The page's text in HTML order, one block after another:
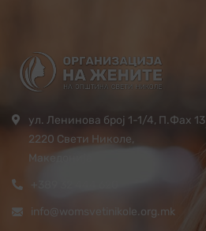
ул. Ленинова број 1-1/4, П.Фах 13
2220 Свети Николе,
Македонија
info@womsvetinikole.org.mk